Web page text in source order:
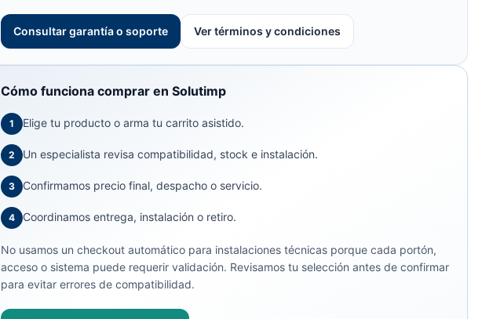
Consultar garantía o soporte Ver términos y condiciones
Cómo funciona comprar en Solutimp
1 Elige tu producto o arma tu carrito asistido.
2 Un especialista revisa compatibilidad, stock e instalación.
3 Confirmamos precio final, despacho o servicio.
4 Coordinamos entrega, instalación o retiro.
No usamos un checkout automático para instalaciones técnicas porque cada portón,
acceso o sistema puede requerir validación. Revisamos tu selección antes de confirmar
para evitar errores de compatibilidad.